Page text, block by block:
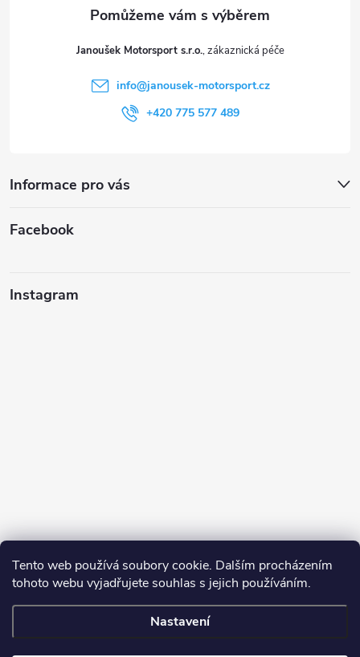
Tento web používá soubory cookie. Dalším procházením
tohoto webu vyjadřujete souhlas s jejich používáním.
Nastavení
Janoušek Motorsport s.r.o.
info@janousek-motorsport.cz
+420 775 577 489
Informace pro vás
Facebook
Instagram
Sledovat na Instagramu